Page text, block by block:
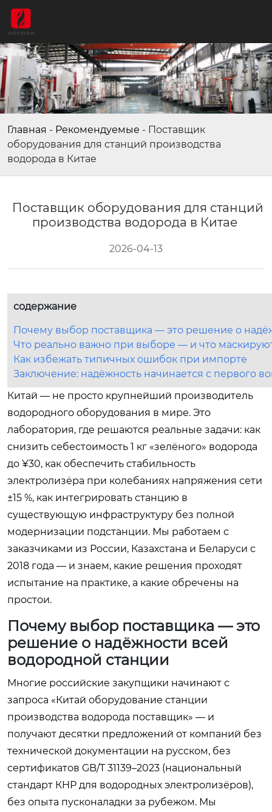
Главная - Рекомендуемые - Поставщик
оборудования для станций производства
водорода в Китае
Поставщик оборудования для станций
производства водорода в Китае
2026-04-13
содержание
Почему выбор поставщика — это решение о
Что реально важно при выборе — и что маскируют
Как избежать типичных ошибок при импорте
Заключение: надёжность начинается с первого
Китай — не просто крупнейший производитель
водородного оборудования в мире. Это
лаборатория, где решаются реальные задачи: как
снизить себестоимость 1 кг «зелёного» водорода
до ¥30, как обеспечить стабильность
электролизёра при колебаниях напряжения сети
±15 %, как интегрировать станцию в
существующую инфраструктуру без полной
модернизации подстанции. Мы работаем с
заказчиками из России, Казахстана и Беларуси с
2018 года — и знаем, какие решения проходят
испытание на практике, а какие обречены на
простои.
Почему выбор поставщика — это
решение о надёжности всей
водородной станции
Многие российские закупщики начинают с
запроса «Китай оборудование станции
производства водорода поставщик» — и
получают десятки предложений от компаний без
технической документации на русском, без
сертификатов GB/T 31139–2023 (национальный
стандарт КНР для водородных электролизёров),
без опыта пусконаладки за рубежом. Мы